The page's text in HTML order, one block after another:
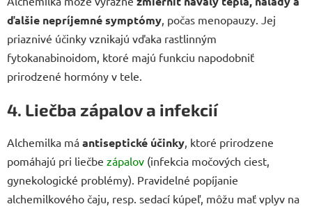
ďalšie nepríjemné symptómy, počas menopauzy. Jej
priaznivé účinky vznikajú vďaka rastlinným
fytokanabinoidom, ktoré majú funkciu napodobniť
prirodzené hormóny v tele.
4. Liečba zápalov a infekcií
Alchemilka má antiseptické účinky, ktoré prirodzene
pomáhajú pri liečbe zápalov (infekcia močových ciest,
gynekologické problémy). Pravidelné popíjanie
alchemilkového čaju, resp. sedací kúpeľ, môžu mať vplyv na